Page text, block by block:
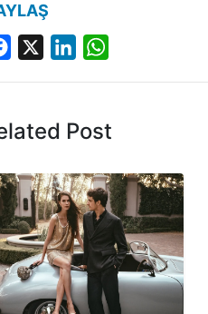
Facebook LinkedIn
Post